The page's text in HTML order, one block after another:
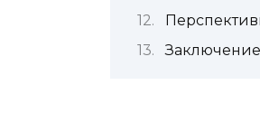
Заключение